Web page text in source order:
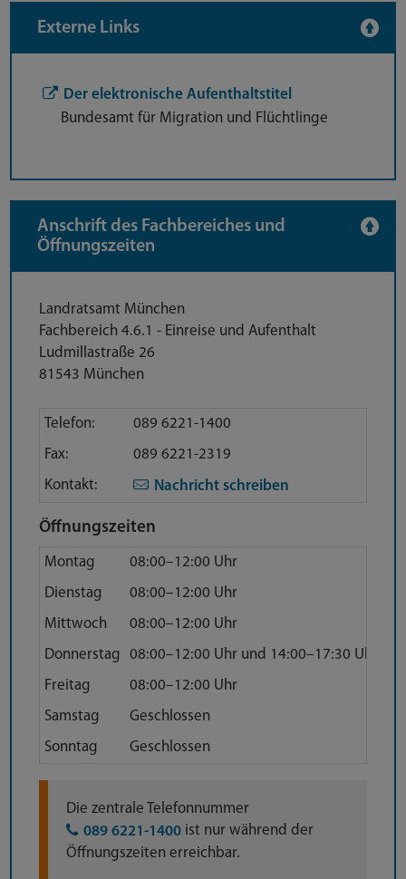
Externe Links
Der elektronische Aufenthaltstitel
Bundesamt für Migration und Flüchtlinge
Anschrift des Fachbereiches und
Öffnungszeiten
Anschrift
Landratsamt München
Fachbereich 4.6.1 - Einreise und Aufenthalt
Ludmillastraße 26
81543 München
Direktkontakt
Telefon:
089 6221-1400
Fax:
089 6221-2319
Kontakt:
Nachricht schreiben
Öffnungszeiten
Montag
08:00–12:00 Uhr
Dienstag
08:00–12:00 Uhr
Mittwoch
08:00–12:00 Uhr
Donnerstag
08:00–12:00 Uhr und 14:00–17:30 Uhr
Freitag
08:00–12:00 Uhr
Samstag
Geschlossen
Sonntag
Geschlossen
Die zentrale Telefonnummer
089 6221-1400 ist nur während der
Öffnungszeiten erreichbar.